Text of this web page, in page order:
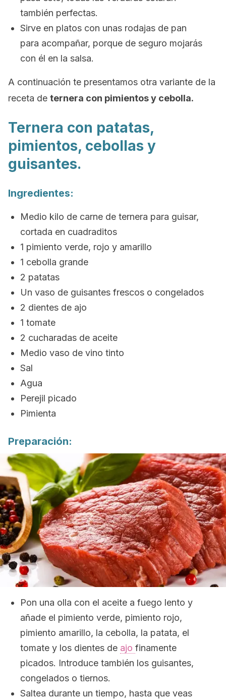
también perfectas.
Sirve en platos con unas rodajas de pan
para acompañar, porque de seguro mojarás
con él en la salsa.
A continuación te presentamos otra variante de la
receta de ternera con pimientos y cebolla.
Ternera con patatas,
pimientos, cebollas y
guisantes.
Ingredientes:
Medio kilo de carne de ternera para guisar,
cortada en cuadraditos
1 pimiento verde, rojo y amarillo
1 cebolla grande
2 patatas
Un vaso de guisantes frescos o congelados
2 dientes de ajo
1 tomate
2 cucharadas de aceite
Medio vaso de vino tinto
Sal
Agua
Perejil picado
Pimienta
Preparación:
Pon una olla con el aceite a fuego lento y
añade el pimiento verde, pimiento rojo,
pimiento amarillo, la cebolla, la patata, el
tomate y los dientes de ajo finamente
picados. Introduce también los guisantes,
congelados o tiernos.
Saltea durante un tiempo, hasta que veas